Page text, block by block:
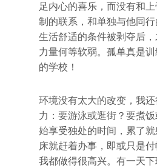
足内心的喜乐，而没有和
制的联系，和单独与他同
生活舒适的条件被剥夺后
力量何等软弱。孤单真是
的学校！
环境没有太大的改变，我
力：要游泳或逛街？要煮
始享受独处的时间，累了
床就赶着办事，即或只是付
我都做得很高兴。有一天